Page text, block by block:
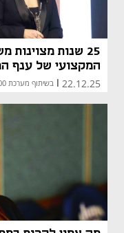
המקצועי של ענף
22.12.25 בשיתוף מערכת duns 100